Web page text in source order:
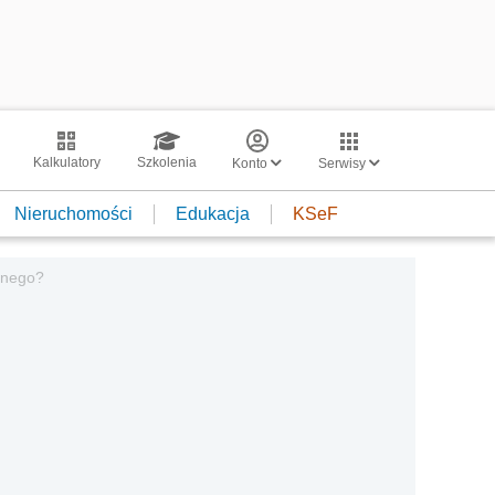
Kalkulatory Szkolenia Konto Serwisy
Nieruchomości Edukacja KSeF